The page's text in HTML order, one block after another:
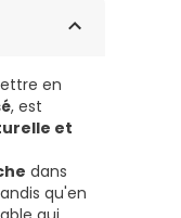
en
, est
et
dans
qu'en